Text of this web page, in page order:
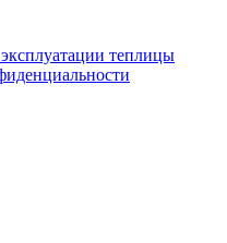
теплицы